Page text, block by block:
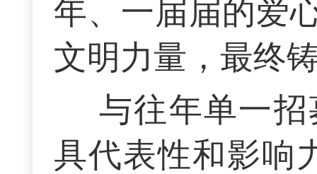
年、一届届的爱
文明力量，最终
与往年单一
具代表性和影响